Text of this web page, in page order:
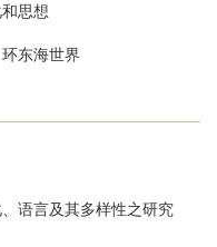
思想
东海世界
语言及其多样性之研究